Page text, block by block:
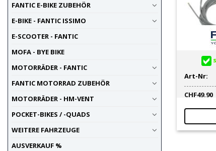
FANTIC E-BIKE ZUBEHÖR
E-BIKE - FANTIC ISSIMO
E-SCOOTER - FANTIC
MOFA - BYE BIKE
MOTORRÄDER - FANTIC
FANTIC MOTORRAD ZUBEHÖR
MOTORRÄDER - HM-VENT
POCKET-BIKES / -QUADS
WEITERE FAHRZEUGE
AUSVERKAUF %
Art-Nr:
CHF49.90